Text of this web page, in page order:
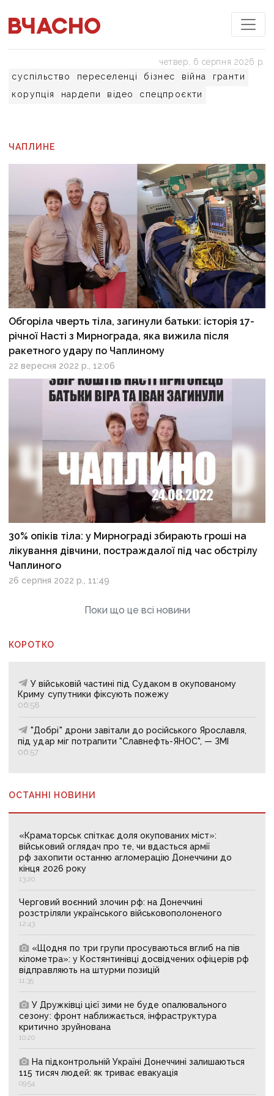
суспільство переселенці бізнес війна
гранти
корупція
нардепи відео спецпроєкти
четвер, 6 серпня 2026 р.
ЧАПЛИНЕ
Обгоріла чверть тіла, загинули батьки: історія 17-
річної Насті з Мирнограда, яка вижила після
ракетного удару по Чаплиному
22 вересня 2022 р., 12:06
30% опіків тіла: у Мирнограді збирають гроші на
лікування дівчини, постраждалої під час обстрілу
Чаплиного
26 серпня 2022 р., 11:49
Поки що це всі новини
КОРОТКО
У військовій частині під Судаком в окупованому
Криму супутники фіксують пожежу
06:58
"Добрі" дрони завітали до російського Ярославля,
під удар міг потрапити "Славнефть-ЯНОС", — ЗМІ
06:57
ОСТАННІ НОВИНИ
«Краматорськ спіткає доля окупованих міст»:
військовий оглядач про те, чи вдасться армії
рф захопити останню агломерацію Донеччини до
кінця 2026 року
13:20
Черговий воєнний злочин рф: на Донеччині
розстріляли українського військовополоненого
12:43
«Щодня по три групи просуваються вглиб на пів
кілометра»: у Костянтинівці досвідчених офіцерів рф
відправляють на штурми позицій
11:35
У Дружківці цієї зими не буде опалювального
сезону: фронт наближається, інфраструктура
критично зруйнована
10:20
На підконтрольній Україні Донеччині залишаються
115 тисяч людей: як триває евакуація
09:54